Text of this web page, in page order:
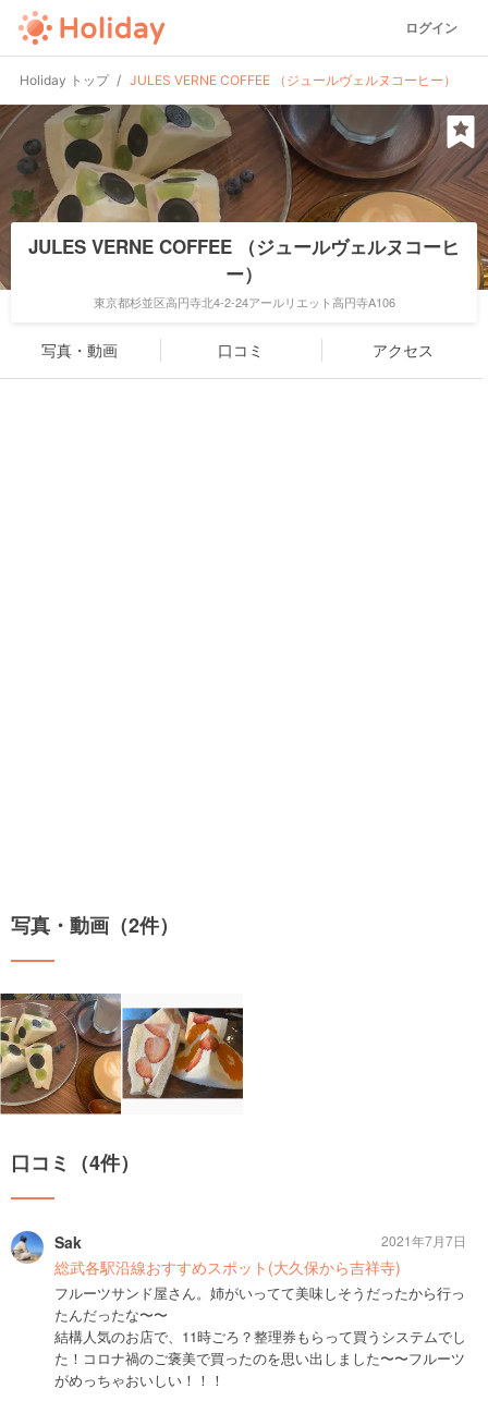
ログイン
Holiday トップ JULES VERNE COFFEE （ジュールヴェルヌコーヒー）
JULES VERNE COFFEE （ジュールヴェルヌコーヒ
ー）
東京都杉並区高円寺北4-2-24アールリエット高円寺A106
写真・動画 口コミ アクセス
写真・動画（2件）
口コミ（4件）
Sak
総武各駅沿線おすすめスポット(大久保から吉祥寺)
フルーツサンド屋さん。姉がいってて美味しそうだったから行っ
たんだったな〜〜
結構人気のお店で、11時ごろ？整理券もらって買うシステムでし
た！コロナ禍のご褒美で買ったのを思い出しました〜〜フルーツ
がめっちゃおいしい！！！
2021年7月7日